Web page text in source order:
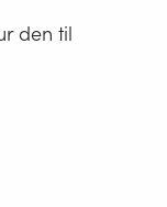
den til